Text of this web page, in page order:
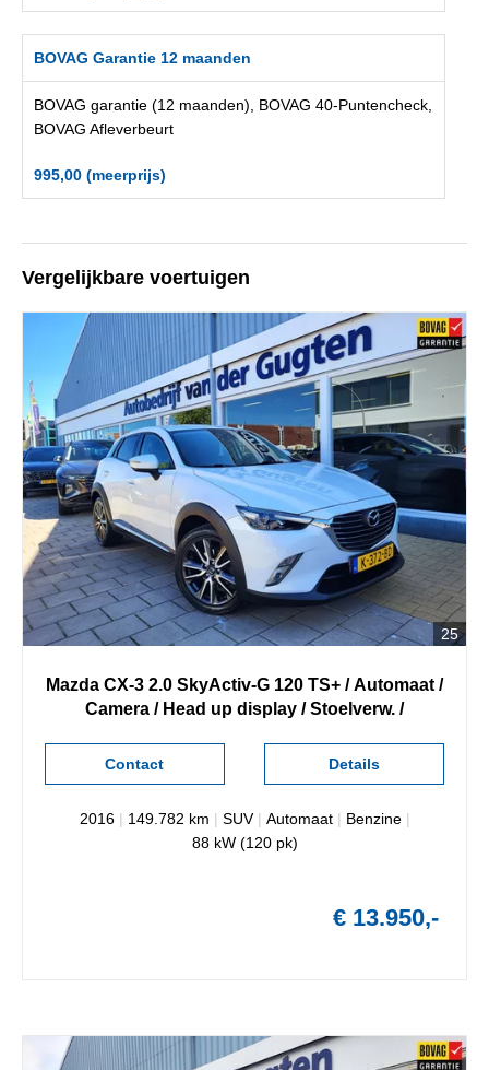
BOVAG Garantie 12 maanden
BOVAG garantie (12 maanden), BOVAG 40-Puntencheck,
BOVAG Afleverbeurt
995,00 (meerprijs)
Vergelijkbare voertuigen
25
Mazda CX-3 2.0 SkyActiv-G 120 TS+ / Automaat /
Camera / Head up display / Stoelverw. /
Details
Contact
2016| 149.782 km | SUV| Automaat| Benzine|
88 kW (120 pk)
€ 13.950,-